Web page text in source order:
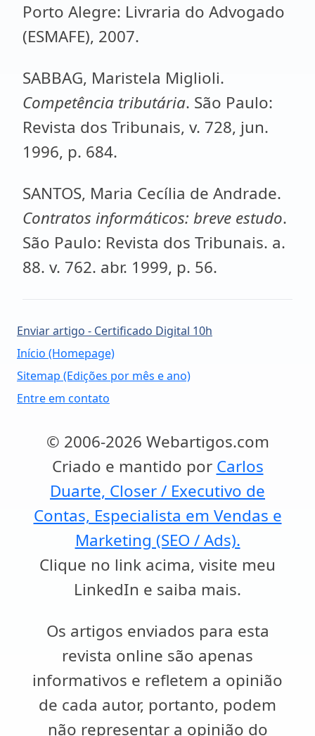
Porto Alegre: Livraria do Advogado
(ESMAFE), 2007.
SABBAG, Maristela Miglioli.
Competência tributária. São Paulo:
Revista dos Tribunais, v. 728, jun.
1996, p. 684.
SANTOS, Maria Cecília de Andrade.
Contratos informáticos: breve estudo.
São Paulo: Revista dos Tribunais. a.
88. v. 762. abr. 1999, p. 56.
Enviar artigo - Certificado Digital 10h
Início (Homepage)
Sitemap (Edições por mês e ano)
Entre em contato
© 2006-2026 Webartigos.com
Criado e mantido por Carlos
Duarte, Closer / Executivo de
Contas, Especialista em Vendas e
Marketing (SEO / Ads).
Clique no link acima, visite meu
LinkedIn e saiba mais.
Os artigos enviados para esta
revista online são apenas
informativos e refletem a opinião
de cada autor, portanto, podem
não representar a opinião do